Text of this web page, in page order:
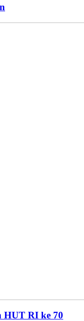
RI ke 70